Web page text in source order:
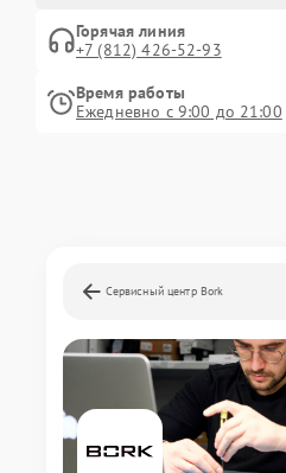
Горячая линия
+7 (812) 426-52-93
Время работы
Ежедневно с 9:00 до 21:00
Сервисный центр Bork